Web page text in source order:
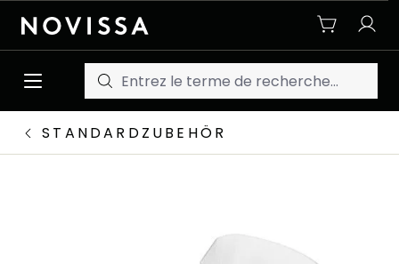
Passer au contenu principal
STANDARDZUBEHÖR